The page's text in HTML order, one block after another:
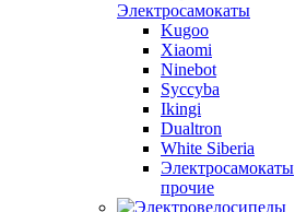
Электросамокаты
Kugoo
Xiaomi
Ninebot
Syccyba
Ikingi
Dualtron
White Siberia
Электросамокаты
прочие